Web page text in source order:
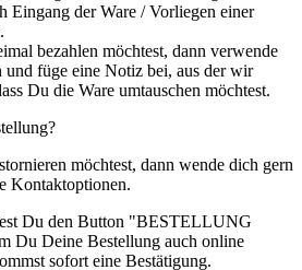
Eingang der Ware / Vorliegen einer
bezahlen möchtest, dann verwende
und füge eine Notiz bei, aus der wir
Du die Ware umtauschen möchtest.
möchtest, dann wende dich gern
Kontaktoptionen.
Du den Button "BESTELLUNG
Du Deine Bestellung auch online
sofort eine Bestätigung.